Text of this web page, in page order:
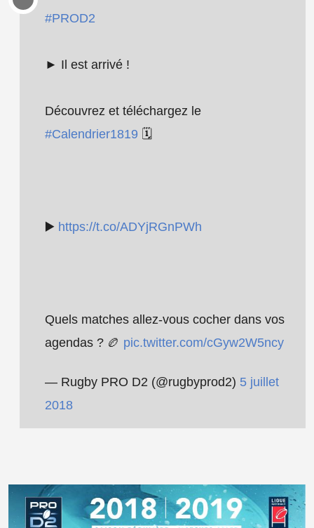
#PROD2
► Il est arrivé !
Découvrez et téléchargez le
#Calendrier1819 🗓️
▶️ https://t.co/ADYjRGnPWh
Quels matches allez-vous cocher dans vos
agendas ? 🏉 pic.twitter.com/cGyw2W5ncy
— Rugby PRO D2 (@rugbyprod2) 5 juillet
2018